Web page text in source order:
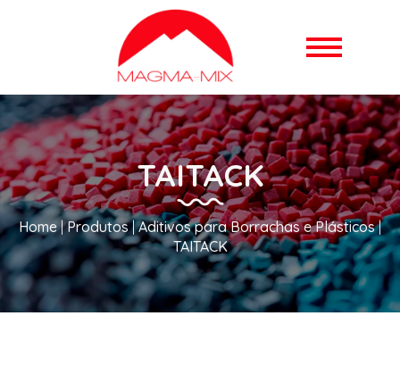
TAITACK
Home|Produtos|Aditivos para Borrachas e Plásticos|
TAITACK